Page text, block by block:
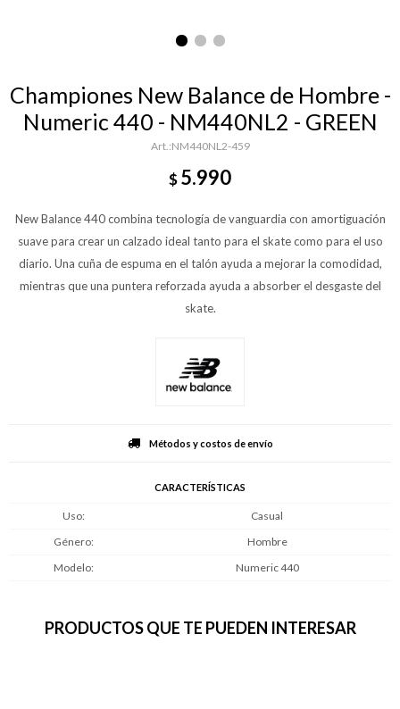
Championes New Balance de Hombre -
Numeric 440 - NM440NL2 - GREEN
NM440NL2-459
$5.990
New Balance 440 combina tecnología de vanguardia con amortiguación
suave para crear un calzado ideal tanto para el skate como para el uso
diario. Una cuña de espuma en el talón ayuda a mejorar la comodidad,
mientras que una puntera reforzada ayuda a absorber el desgaste del
skate.
Métodos y costos de envío
CARACTERÍSTICAS
Uso
Casual
Género
Hombre
Modelo
Numeric 440
PRODUCTOS QUE TE PUEDEN INTERESAR